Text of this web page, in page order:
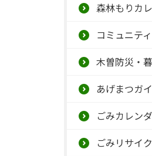
森林もりカ
コミュニテ
木曽防災・
あげまつガ
ごみカレン
ごみリサイ